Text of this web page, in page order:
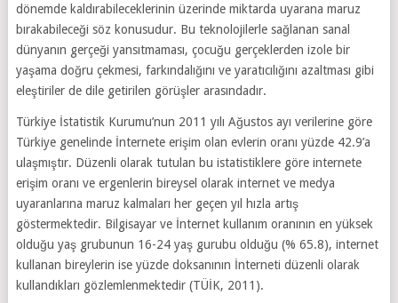
dönemde kaldırabileceklerinin üzerinde miktarda uyarana maruz
bırakabileceği söz konusudur. Bu teknolojilerle sağlanan sanal
dünyanın gerçeği yansıtmaması, çocuğu gerçeklerden izole bir
yaşama doğru çekmesi, farkındalığını ve yaratıcılığını azaltması gibi
eleştiriler de dile getirilen görüşler arasındadır.
Türkiye İstatistik Kurumu’nun 2011 yılı Ağustos ayı verilerine göre
Türkiye genelinde İnternete erişim olan evlerin oranı yüzde 42.9’a
ulaşmıştır. Düzenli olarak tutulan bu istatistiklere göre internete
erişim oranı ve ergenlerin bireysel olarak internet ve medya
uyaranlarına maruz kalmaları her geçen yıl hızla artış
göstermektedir. Bilgisayar ve İnternet kullanım oranının en yüksek
olduğu yaş grubunun 16-24 yaş gurubu olduğu (% 65.8), internet
kullanan bireylerin ise yüzde doksanının İnterneti düzenli olarak
kullandıkları gözlemlenmektedir (TÜİK, 2011).